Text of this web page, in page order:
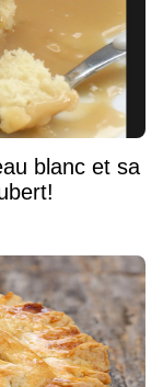
blanc et sa